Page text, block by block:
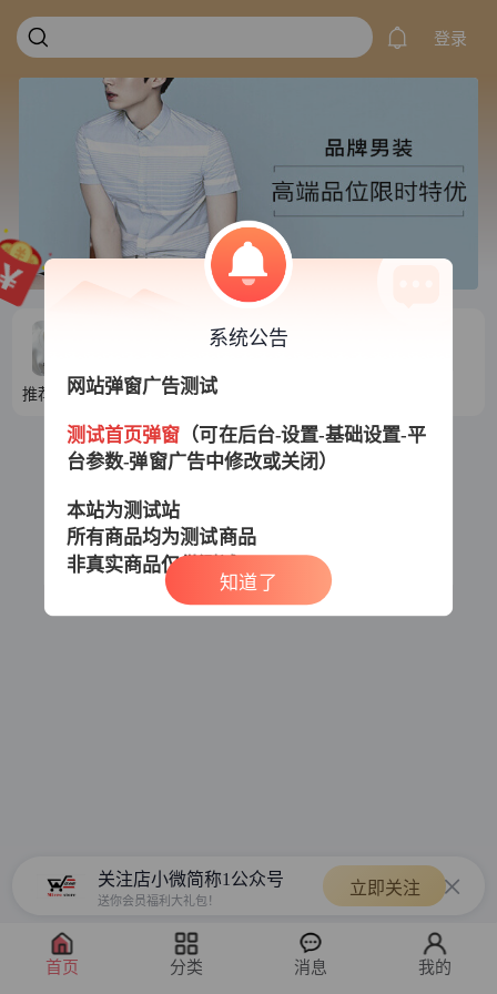
登录
推荐目录1 推荐目录2 推荐目录3
关注店小微简称1公众号
送你会员福利大礼包！
立即关注
系统公告
网站弹窗广告测试
测试首页弹窗 （可在后台-设置-基础设置-平
台参数-弹窗广告中修改或关闭）
本站为测试站
所有商品均为测试商品
非真实商品仅供测试
知道了
首页 分类 消息 我的